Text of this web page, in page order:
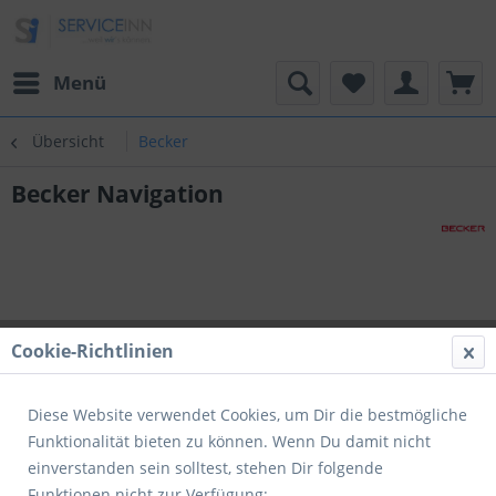
Menü
Übersicht Becker
Becker Navigation
Cookie-Richtlinien
Diese Website verwendet Cookies, um Dir die bestmögliche
Funktionalität bieten zu können. Wenn Du damit nicht
einverstanden sein solltest, stehen Dir folgende